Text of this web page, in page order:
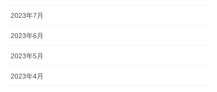
2023年7月
2023年6月
2023年5月
2023年4月